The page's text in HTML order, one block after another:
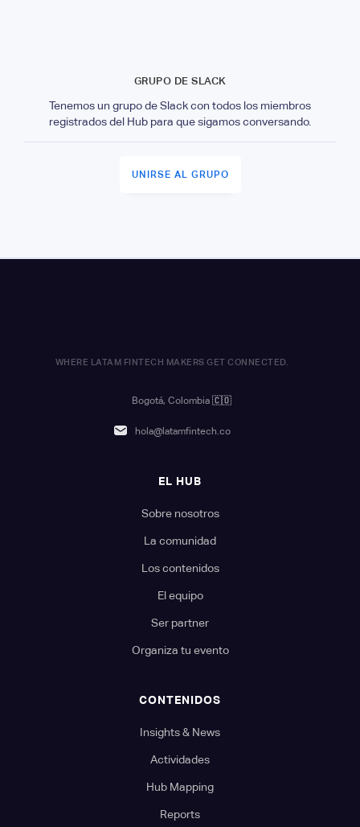
GRUPO DE SLACK
Tenemos un grupo de Slack con todos los miembros
registrados del Hub para que sigamos conversando.
UNIRSE AL GRUPO
WHERE LATAM FINTECH MAKERS GET CONNECTED.
Bogotá, Colombia 🇨🇴
hola@latamfintech.co
EL HUB
Sobre nosotros
La comunidad
Los contenidos
El equipo
Ser partner
Organiza tu evento
CONTENIDOS
Insights & News
Actividades
Hub Mapping
Reports